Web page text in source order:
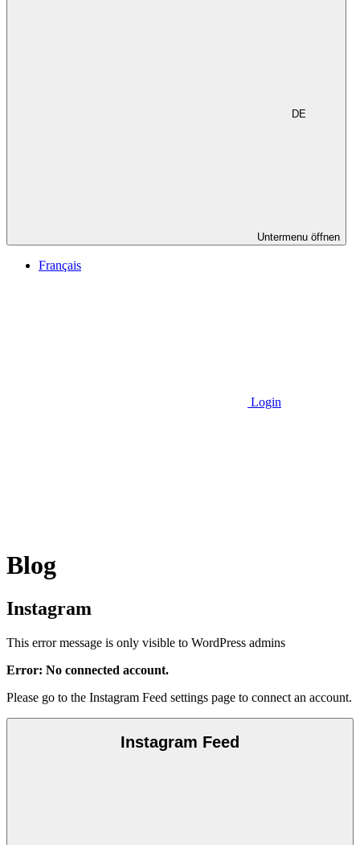
DE
Untermenu öffnen
Français
Login
Blog
Instagram
This error message is only visible to WordPress admins
Error: No connected account.
Please go to the Instagram Feed settings page to connect an account.
Instagram Feed